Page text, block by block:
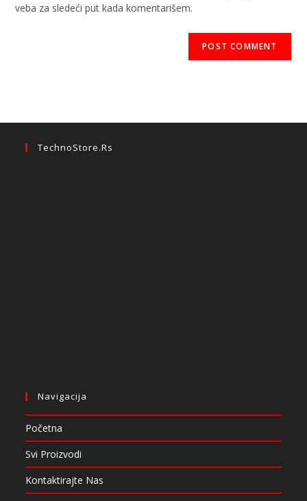
veba za sledeći put kada komentarišem.
TechnoStore.rs
Navigacija
Početna
Svi Proizvodi
Kontaktirajte Nas